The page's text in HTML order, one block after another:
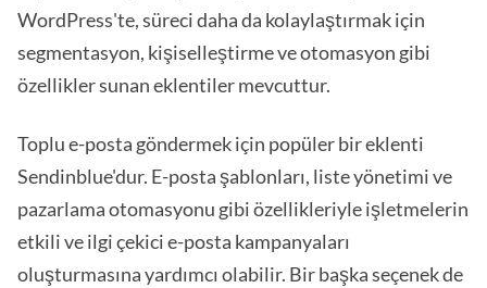
WordPress'te, süreci daha da kolaylaştırmak için
segmentasyon, kişiselleştirme ve otomasyon gibi
özellikler sunan eklentiler mevcuttur.
Toplu e-posta göndermek için popüler bir eklenti
Sendinblue'dur. E-posta şablonları, liste yönetimi ve
pazarlama otomasyonu gibi özellikleriyle işletmelerin
etkili ve ilgi çekici e-posta kampanyaları
oluşturmasına yardımcı olabilir. Bir başka seçenek de